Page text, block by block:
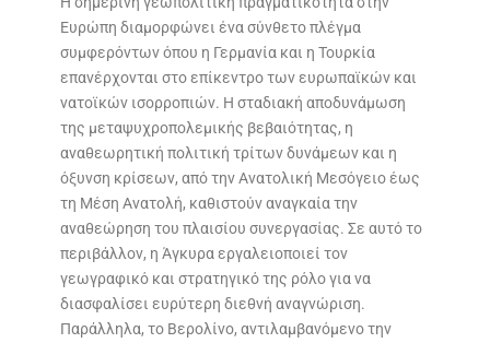
b
o
o
k
er e
Ευρώπη διαμορφώνει ένα σύνθετο πλέγμα
συμφερόντων όπου η Γερμανία και η Τουρκία
επανέρχονται στο επίκεντρο των ευρωπαϊκών και
νατοϊκών ισορροπιών. Η σταδιακή αποδυνάμωση
της μεταψυχροπολεμικής βεβαιότητας, η
αναθεωρητική πολιτική τρίτων δυνάμεων και η
όξυνση κρίσεων, από την Ανατολική Μεσόγειο έως
τη Μέση Ανατολή, καθιστούν αναγκαία την
αναθεώρηση του πλαισίου συνεργασίας. Σε αυτό το
περιβάλλον, η Άγκυρα εργαλειοποιεί τον
γεωγραφικό και στρατηγικό της ρόλο για να
διασφαλίσει ευρύτερη διεθνή αναγνώριση.
Παράλληλα, το Βερολίνο, αντιλαμβανόμενο την